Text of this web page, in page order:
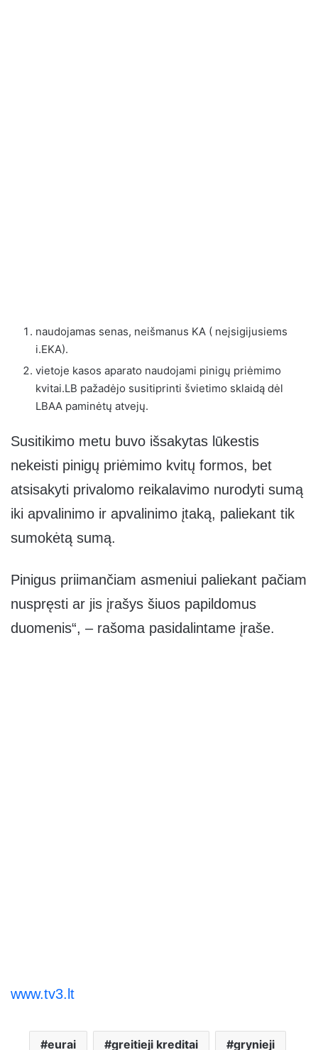
naudojamas senas, neišmanus KA ( neįsigijusiems
i.EKA).
vietoje kasos aparato naudojami pinigų priėmimo
kvitai.LB pažadėjo susitiprinti švietimo sklaidą dėl
LBAA paminėtų atvejų.
Susitikimo metu buvo išsakytas lūkestis
nekeisti pinigų priėmimo kvitų formos, bet
atsisakyti privalomo reikalavimo nurodyti sumą
iki apvalinimo ir apvalinimo įtaką, paliekant tik
sumokėtą sumą.
Pinigus priimančiam asmeniui paliekant pačiam
nuspręsti ar jis įrašys šiuos papildomus
duomenis“, – rašoma pasidalintame įraše.
www.tv3.lt
eurai greitieji kreditai grynieji